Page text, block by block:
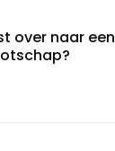
over naar een